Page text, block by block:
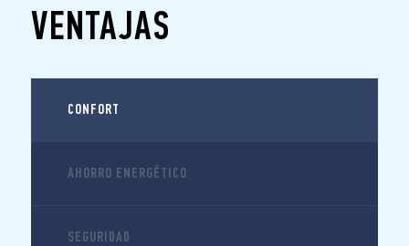
VENTAJAS
CONFORT
AHORRO ENERGÉTICO
SEGURIDAD